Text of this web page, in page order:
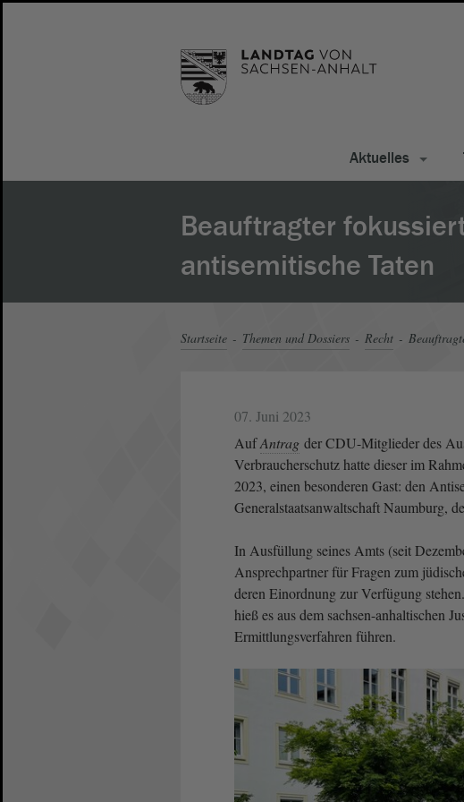
Aktuelles
Beauftragter
antisemitische Taten
Startseite Themen und Dossiers Recht
07. Juni 2023
AufAntrag der CDU-Mitglieder des
Verbraucherschutz hatte dieser im
2023, einen besonderen Gast: den
Generalstaatsanwaltschaft Naumburg,
In Ausfüllung seines Amts (seit
Ansprechpartner für Fragen zum
deren Einordnung zur Verfügung
hieß es aus dem sachsen-anhaltischen
Ermittlungsverfahren führen.